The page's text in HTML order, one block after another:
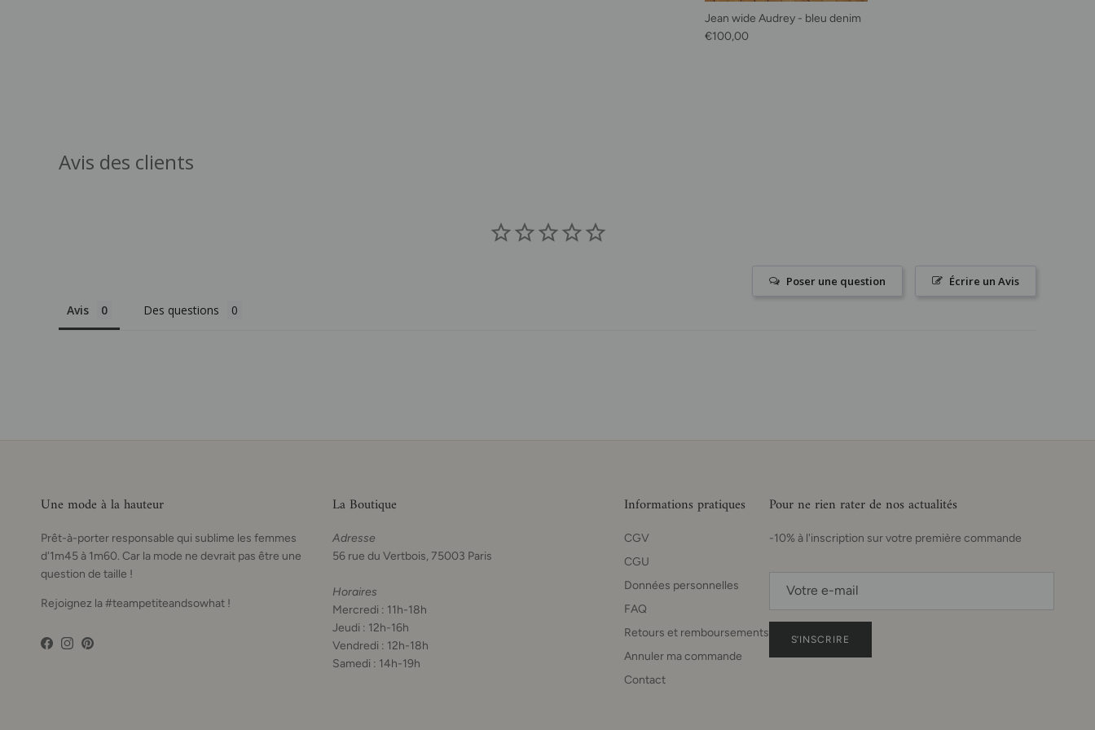
Jean wide Audrey - bleu denim
Prix habituel
€100,00
Avis des clients
Écrire un Avis
Poser une question
Avis Des questions
Une mode à la hauteur
Prêt-à-porter responsable qui sublime les femmes
d'1m45 à 1m60. Car la mode ne devrait pas être une
question de taille !
Rejoignez la #teampetiteandsowhat !
Facebook
Instagram
Pinterest
La Boutique
Adresse
56 rue du Vertbois, 75003 Paris
Horaires
Mercredi : 11h-18h
Jeudi : 12h-16h
Vendredi : 12h-18h
Samedi : 14h-19h
Informations pratiques
CGV
CGU
Données personnelles
FAQ
Retours et remboursements
Annuler ma commande
Contact
Pour ne rien rater de nos actualités
-10% à l'inscription sur votre première commande
S’INSCRIRE